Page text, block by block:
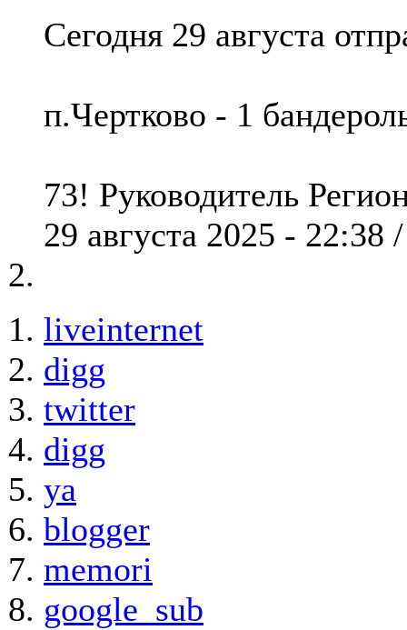
Сегодня 29 августа
п.Чертково - 1
73! Руководитель
29 августа 2025 - 22:38
liveinternet
digg
twitter
digg
ya
blogger
memori
google_sub